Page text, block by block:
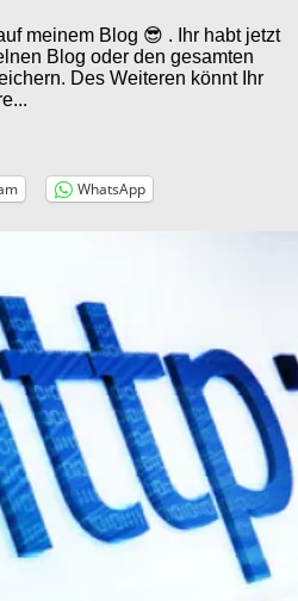
meinem Blog 😎 . Ihr habt jetzt
Blog oder den gesamten
Des Weiteren könnt Ihr
WhatsApp